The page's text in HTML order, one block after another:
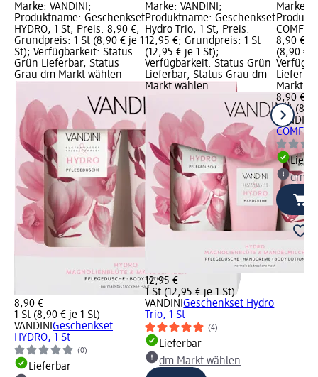
Marke: VANDINI;
Produktname: Geschenkset
HYDRO, 1 St; Preis: 8,90 €;
Grundpreis: 1 St (8,90 € je 1
St); Verfügbarkeit: Status
Grün Lieferbar, Status
Grau dm Markt wählen
8,90 €
1 St (8,90 € je 1 St)
VANDINI Geschenkset
HYDRO, 1 St
(0)
Lieferbar
Marke: VANDINI;
Produktname: Geschenkset
Hydro Trio, 1 St; Preis:
12,95 €; Grundpreis: 1 St
(12,95 € je 1 St);
Verfügbarkeit: Status Grün
Lieferbar, Status Grau dm
Markt wählen
12,95 €
1 St (12,95 € je 1 St)
VANDINIGeschenkset Hydro
Trio, 1 St
(4)
Lieferbar
dm Markt wählen
Marke:
8,90 €;
(8,90 €
Markt
8,90 €
1 St
VANDINI
dm